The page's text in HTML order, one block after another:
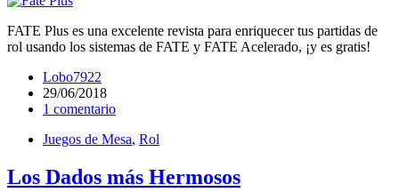
FATE Plus es una excelente revista para enriquecer tus partidas de
rol usando los sistemas de FATE y FATE Acelerado, ¡y es gratis!
Lobo7922
29/06/2018
1 comentario
Juegos de Mesa, Rol
Los Dados más Hermosos